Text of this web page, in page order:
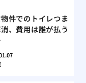
件でのトイレつま
、費用は誰が払う